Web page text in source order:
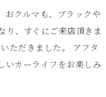
クルマも、ブラックや
り、すぐにご来店頂きま
ただきました。 アフタ
いカーライフをお楽しみ